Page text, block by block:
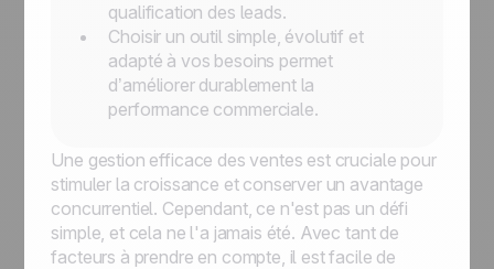
qualification des leads.
Choisir un outil simple, évolutif et
adapté à vos besoins permet
d’améliorer durablement la
performance commerciale.
Une gestion efficace des ventes est cruciale pour
stimuler la croissance et conserver un avantage
concurrentiel. Cependant, ce n'est pas un défi
simple, et cela ne l'a jamais été. Avec tant de
facteurs à prendre en compte, il est facile de